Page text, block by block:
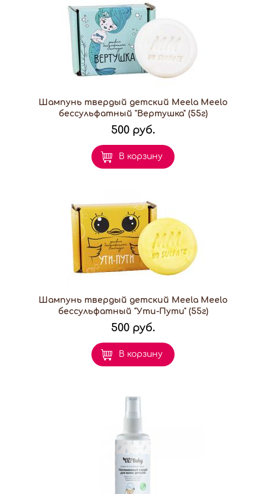
Шампунь твердый детский Meela Meelo
бессульфатный "Вертушка" (55г)
500 руб.
В корзину
Шампунь твердый детский Meela Meelo
бессульфатный "Ути-Пути" (55г)
500 руб.
В корзину